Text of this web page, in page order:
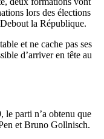
lors des élections
la République.
et ne cache pas ses
d’arriver en tête au
le parti n’a obtenu que
et Bruno Gollnisch.